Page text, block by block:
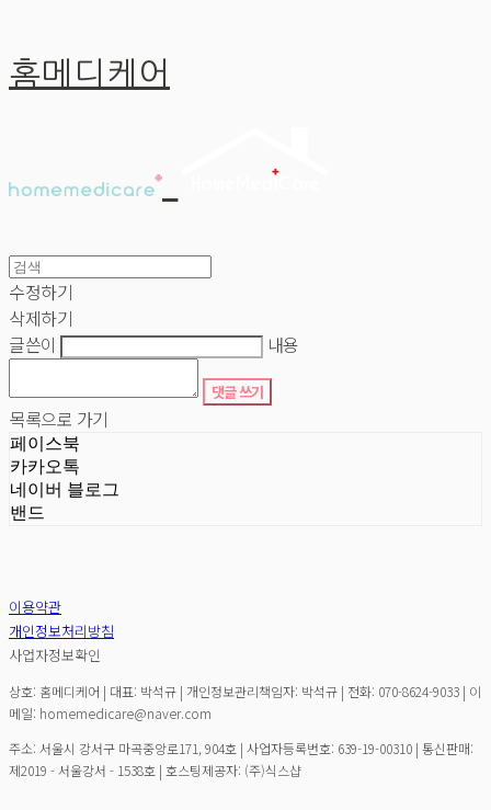
홈메디케어
수정하기
삭제하기
글쓴이
내용
댓글 쓰기
목록으로 가기
페이스북
카카오톡
네이버 블로그
밴드
이용약관
개인정보처리방침
사업자정보확인
상호: 홈메디케어 | 대표: 박석규 | 개인정보관리책임자: 박석규 | 전화: 070-8624-9033 | 이
메일: homemedicare@naver.com
주소: 서울시 강서구 마곡중앙로171, 904호 | 사업자등록번호: 639-19-00310 | 통신판매:
제2019 - 서울강서 - 1538호 | 호스팅제공자: (주)식스샵